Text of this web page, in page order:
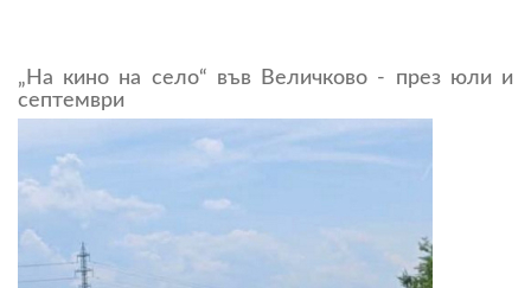
„На кино на село“ във Величково - през юли и
септември